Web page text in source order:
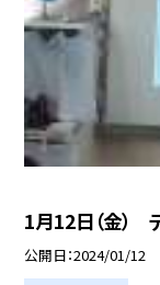
1月12日（金）
公開日 2024/01/12